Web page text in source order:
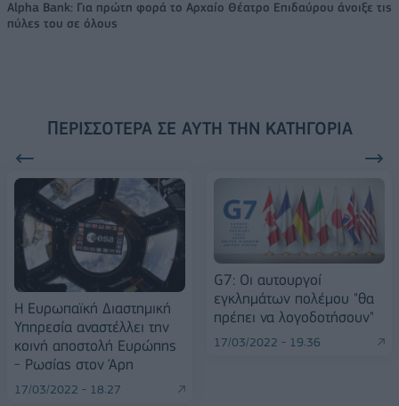
Alpha Bank: Για πρώτη φορά το Αρχαίο Θέατρο Επιδαύρου άνοιξε τις
πύλες του σε όλους
ΠΕΡΙΣΣΌΤΕΡΑ ΣΕ ΑΥΤΉ ΤΗΝ ΚΑΤΗΓΟΡΊΑ
Η Ευρωπαϊκή Διαστημική
Υπηρεσία αναστέλλει την
κοινή αποστολή Ευρώπης
- Ρωσίας στον Άρη
17/03/2022 - 18:27
G7: Οι αυτουργοί
εγκλημάτων πολέμου "θα
πρέπει να λογοδοτήσουν"
17/03/2022 - 19:36